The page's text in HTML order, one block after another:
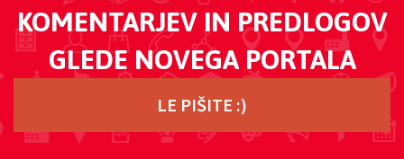
KOMENTARJEV IN PREDLOGOV
GLEDE NOVEGA PORTALA
LE PIŠITE :)